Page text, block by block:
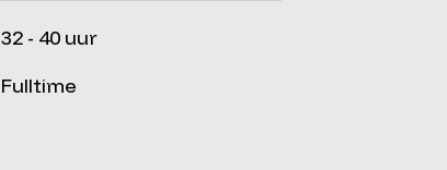
32 - 40 uur
Fulltime